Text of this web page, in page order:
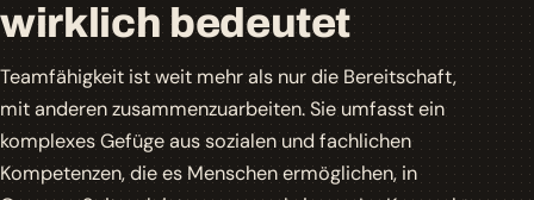
wirklich bedeutet
Teamfähigkeit ist weit mehr als nur die Bereitschaft,
mit anderen zusammenzuarbeiten. Sie umfasst ein
komplexes Gefüge aus sozialen und fachlichen
Kompetenzen, die es Menschen ermöglichen, in